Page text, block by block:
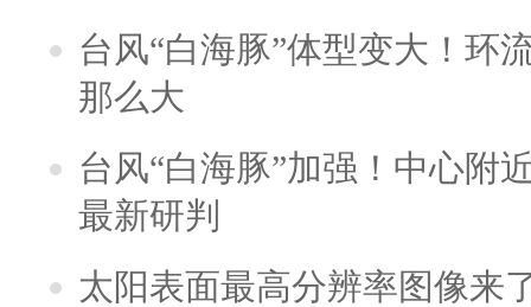
台风“白海豚”体型变大！环
那么大
台风“白海豚”加强！中心附
最新研判
太阳表面最高分辨率图像来